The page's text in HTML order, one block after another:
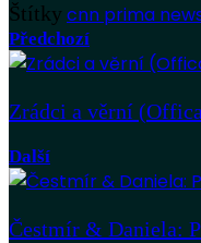
Štítky cnn prima
Předchozí
Zrádci a věrní
Další
Čestmír & Daniela: